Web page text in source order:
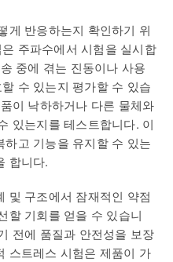
게 반응하는지 확인하기 위
주파수에서 시험을 실시합
중에 겪는 진동이나 사용
수 있는지 평가할 수 있습
이 낙하하거나 다른 물체와
있는지를 테스트합니다. 이
고 기능을 유지할 수 있는
합니다.
및 구조에서 잠재적인 약점
할 기회를 얻을 수 있습니
전에 품질과 안전성을 보장
스트레스 시험은 제품이 가